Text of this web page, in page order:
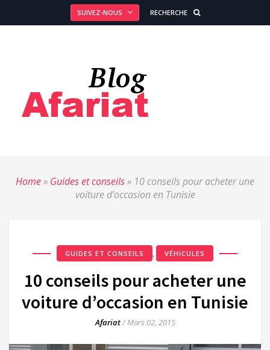
SUIVEZ-NOUS RECHERCHE
Home» Guides et conseils» 10 conseils pour acheter une
voiture d’occasion en Tunisie
GUIDES ET CONSEILS , VÉHICULES
10 conseils pour acheter une
voiture d’occasion en Tunisie
Afariat/Mars 02, 2015